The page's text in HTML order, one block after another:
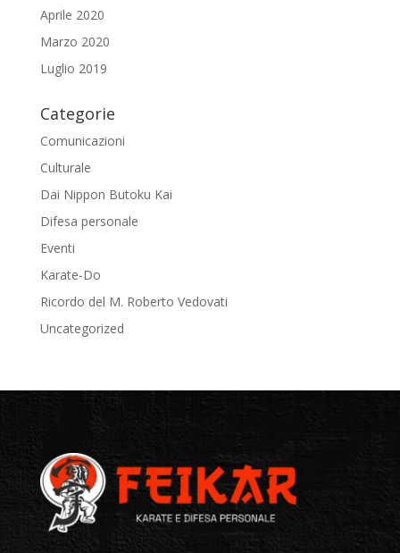
Aprile 2020
Marzo 2020
Luglio 2019
Categorie
Comunicazioni
Culturale
Dai Nippon Butoku Kai
Difesa personale
Eventi
Karate-Do
Ricordo del M. Roberto Vedovati
Uncategorized